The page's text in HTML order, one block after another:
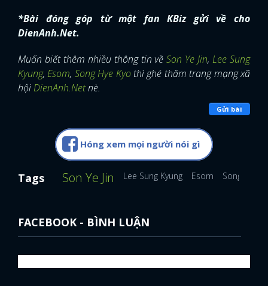
*Bài đóng góp từ một fan KBiz gửi về cho
DienAnh.Net.
Muốn biết thêm nhiều thông tin vềSon Ye Jin,Lee Sung
Kyung,Esom, Song Hye Kyothì ghé thăm trang mạng xã
hộiDienAnh.Netnè.
Gửi bài
Hóng xem mọi người nói gì
Tags Son Ye Jin Lee Sung Kyung Esom Song Hye
FACEBOOK - BÌNH LUẬN